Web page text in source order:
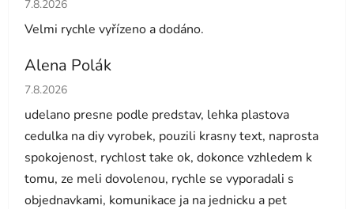
7.8.2026
Velmi rychle vyřízeno a dodáno.
Alena Polák
Hodnocení obchodu je 5 z 5 hvězdiček.
7.8.2026
udelano presne podle predstav, lehka plastova
cedulka na diy vyrobek, pouzili krasny text, naprosta
spokojenost, rychlost take ok, dokonce vzhledem k
tomu, ze meli dovolenou, rychle se vyporadali s
objednavkami, komunikace ja na jednicku a pet